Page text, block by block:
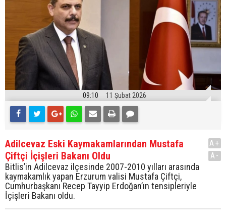
09:10 11 Şubat 2026
Adilcevaz Eski Kaymakamlarından Mustafa
Çiftçi İçişleri Bakanı Oldu
Bitlis’in Adilcevaz ilçesinde 2007-2010 yılları arasında
kaymakamlık yapan Erzurum valisi Mustafa Çiftçi,
Cumhurbaşkanı Recep Tayyip Erdoğan’ın tensipleriyle
İçişleri Bakanı oldu.
A+
A-